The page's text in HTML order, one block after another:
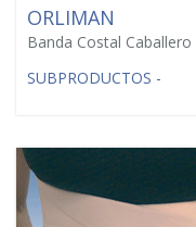
ORLIMAN
Banda Costal Caballero
SUBPRODUCTOS -